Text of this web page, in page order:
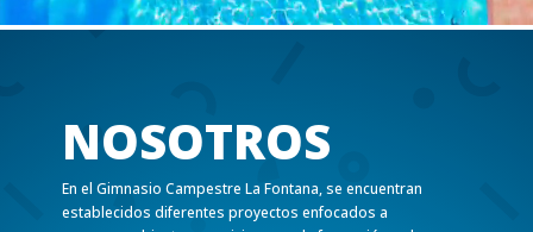
NOSOTROS
En el Gimnasio Campestre La Fontana, se encuentran
establecidos diferentes proyectos enfocados a